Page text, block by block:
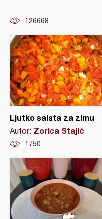
126668
Ljutko salata za zimu
Autor: Zorica Stajić
1750